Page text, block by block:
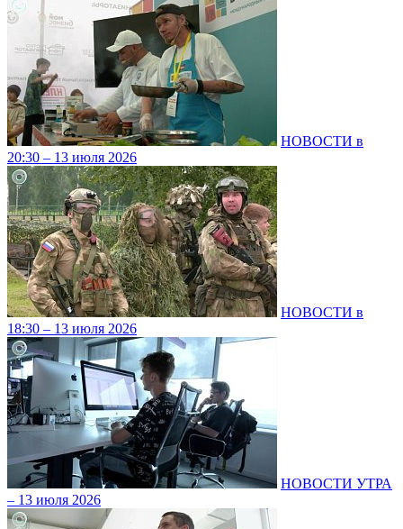
НОВОСТИ в
20:30 – 13 июля 2026
НОВОСТИ в
18:30 – 13 июля 2026
НОВОСТИ УТРА
– 13 июля 2026